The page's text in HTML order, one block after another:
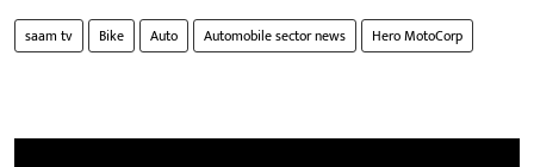
saam tv Bike Auto Automobile sector news Hero MotoCorp